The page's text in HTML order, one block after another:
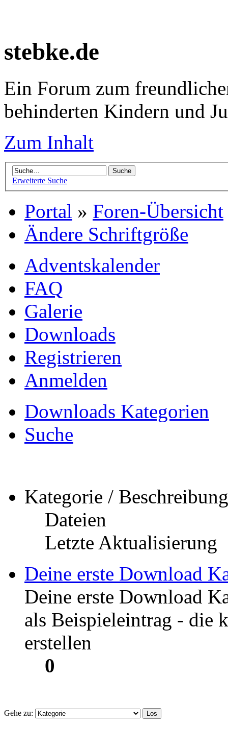
stebke.de
Ein Forum zum
behinderten Kindern und
Zum Inhalt
Erweiterte Suche
Portal » Foren-Übersicht
Ändere Schriftgröße
Adventskalender
FAQ
Galerie
Downloads
Registrieren
Anmelden
Downloads Kategorien
Suche
Kategorie / Beschreibung
Dateien
Letzte Aktualisierung
Deine erste Download
Deine erste Download
als Beispieleintrag - die
erstellen
0
Gehe zu: